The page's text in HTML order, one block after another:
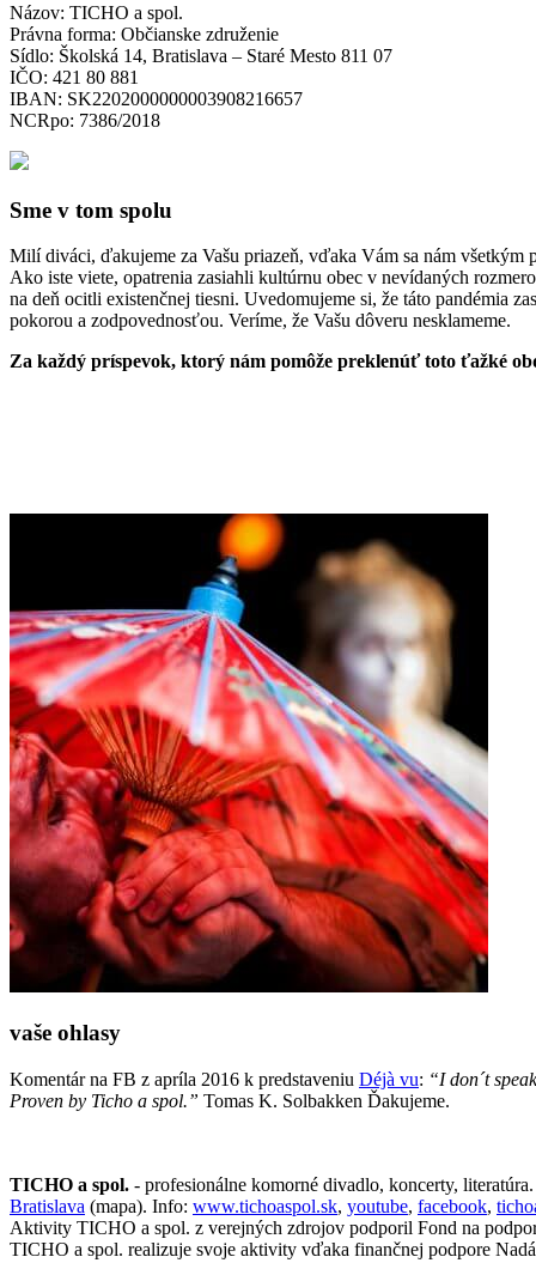
Názov: TICHO a spol.
Právna forma: Občianske združenie
Sídlo: Školská 14, Bratislava – Staré Mesto 811 07
IČO: 421 80 881
IBAN: SK2202000000003908216657
NCRpo: 7386/2018
Sme v tom spolu
Milí diváci, ďakujeme za Vašu priazeň, vďaka Vám sa nám
Ako iste viete, opatrenia zasiahli kultúrnu obec v nevídaných
na deň ocitli existenčnej tiesni. Uvedomujeme si, že táto pandémia
pokorou a zodpovednosťou. Veríme, že Vašu dôveru nesklameme.
Za každý príspevok, ktorý nám pomôže preklenúť toto ťažké
vaše ohlasy
Komentár na FB z apríla 2016 k predstaveniu Déjà vu: “I don´t
Proven by Ticho a spol.” Tomas K. Solbakken Ďakujeme.
TICHO a spol. - profesionálne komorné divadlo, koncerty,
Bratislava (mapa). Info: www.tichoaspol.sk, youtube, facebook,
Aktivity TICHO a spol. z verejných zdrojov podporil Fond na
TICHO a spol. realizuje svoje aktivity vďaka finančnej podpore